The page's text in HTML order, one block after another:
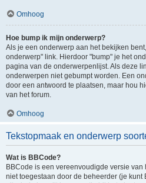
Omhoog
Hoe bump ik mijn onderwerp?
Als je een onderwerp aan het bekijken
onderwerp" link. Hierdoor "bump" je het
pagina van de onderwerpenlijst. Als deze
onderwerpen niet gebumpt worden. Een
door een antwoord te plaatsen, maar hou
van het forum.
Omhoog
Tekstopmaak en onderwerp
Wat is BBCode?
BBCode is een vereenvoudigde versie van
niet toegestaan door de beheerder (je kunt